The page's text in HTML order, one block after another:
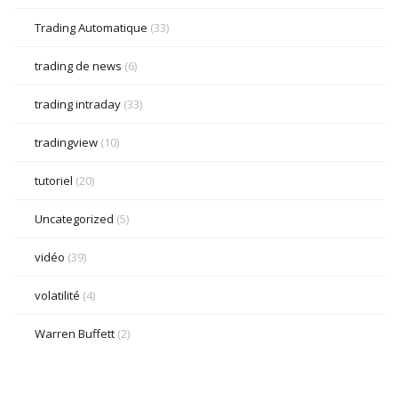
Trading Automatique (33)
trading de news (6)
trading intraday (33)
tradingview (10)
tutoriel (20)
Uncategorized (5)
vidéo (39)
volatilité (4)
Warren Buffett (2)